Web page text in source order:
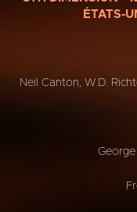
ÉTATS-
Neil Canton, W.D.